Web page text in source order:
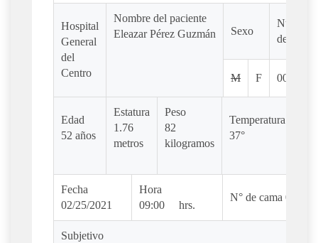
Hospital
General
del
Centro
Nombre del paciente
Eleazar Pérez Guzmán
Sexo
Número
de Hoja
M F 00256
Edad
52 años
Estatura
1.76
metros
Peso
82
kilogramos
Temperatura
37°
Fecha
02/25/2021
Hora
09:00 hrs.
N° de cama 0089
Subjetivo